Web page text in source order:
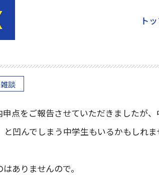
ト
雑談
点をご報告させていただきましたが、
凹んでしまう中学生もいるかもしれま
ありませんので。